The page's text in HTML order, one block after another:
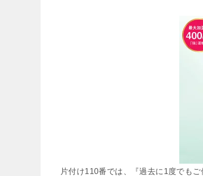
片付け110番では、『過去に1度でも